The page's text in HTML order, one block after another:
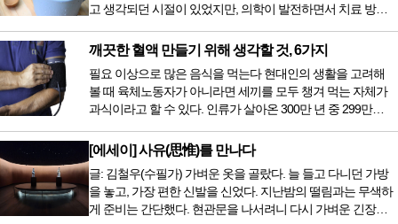
고 생각되던 시절이 있었지만, 의학이 발전하면서 치료 방법
오면서 암을 치료하는 방법이 하나 더 추가되었습니다. 중입
자 치료를 받기 위해서는 일본이나 독일 등 중입자 치료기가
있는 나라에 가서 힘들게 치료받았지만 얼마 전 국내 도입 후
전립선암 환자를 시작으로 중입자 치료기가 가동되었습니다.
치료 범위가 한정되어 모든 암 환자가 중입자 치료를 받을 수
는 없지만 치료...
깨끗한 혈액 만들기 위해 생각할 것, 6가지
필요 이상으로 많은 음식을 먹는다 현대인의 생활을 고려해
볼 때 육체노동자가 아니라면 세끼를 모두 챙겨 먹는 자체가
과식이라고 할 수 있다. 인류가 살아온 300만 년 중 299만
저녁을 습관적으로 음식을 섭취한다. 게다가 밤늦은 시간까지
음식을 먹거나, 아침에 식욕이 없는데도 ‘아침을 먹어야 하루
가 활기차다’라는 이야기에 사로잡혀 억지로 먹는 경우가 많
다. 식욕이 없다는 느낌은 본능이 보내는 신호다. 즉 먹어도 소
화할 힘이 없다거나 더 이상 먹으면 혈액 안에 잉여물...
[에세이] 사유(思惟)를 만나다
글: 김철우(수필가) 가벼운 옷을 골랐다. 늘 들고 다니던 가방
을 놓고, 가장 편한 신발을 신었다. 지난밤의 떨림과는 무색하
게 준비는 간단했다. 현관문을 나서려니 다시 가벼운 긴장감